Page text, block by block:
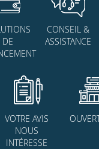
DE
CONSEIL &
ASSISTANCE
VOTRE AVIS
NOUS
INTÉRESSE